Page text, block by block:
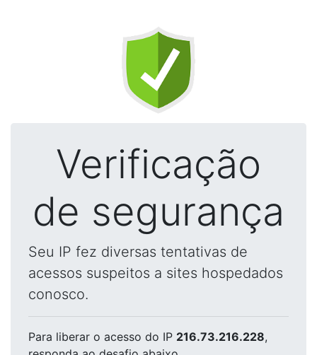
Verificação
de segurança
Seu IP fez diversas tentativas de
acessos suspeitos a sites hospedados
conosco.
Para liberar o acesso do IP 216.73.216.228,